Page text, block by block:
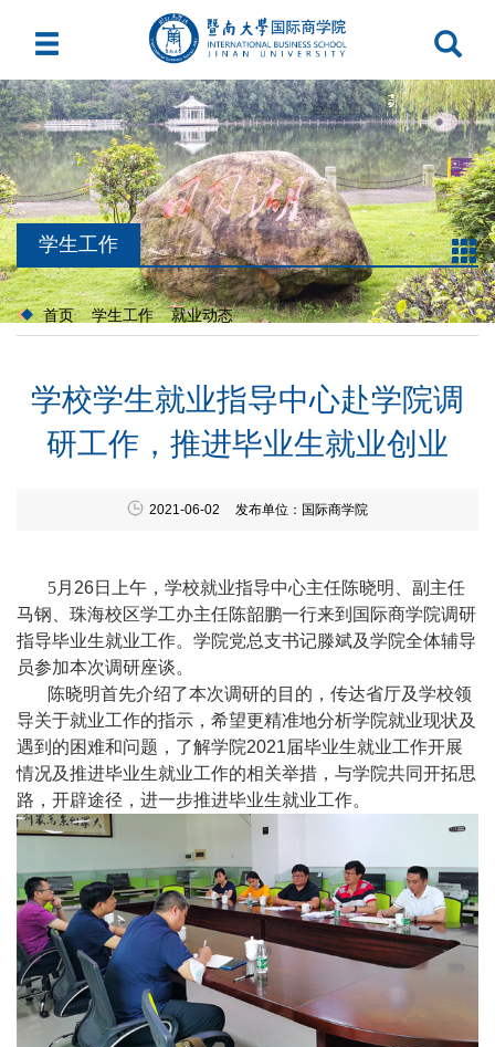
学生工作
首页 学生工作 就业动态
学校学生就业指导中心赴学院调
研工作，推进毕业生就业创业
2021-06-02 发布单位：国际商学院
5月 26日上午，学校就业指导中心主任陈晓明、副主任
马钢、珠海校区学工办主任陈韶鹏一行来到国际商学院调研
指导毕业生就业工作。学院党总支书记滕斌及学院全体辅导
员参加本次调研座谈。
陈晓明首先介绍了本次调研的目的，传达省厅及学校领
导关于就业工作的指示，希望更精准地分析学院就业现状及
遇到的困难和问题，了解学院2021届毕业生就业工作开展
情况及推进毕业生就业工作的相关举措，与学院共同开拓思
路，开辟途径，进一步推进毕业生就业工作。